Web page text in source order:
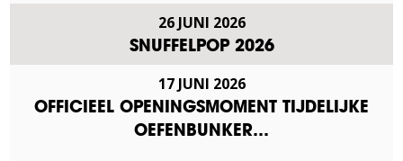
26 JUNI 2026
SNUFFELPOP 2026
17 JUNI 2026
OFFICIEEL OPENINGSMOMENT TIJDELIJKE
OEFENBUNKER…